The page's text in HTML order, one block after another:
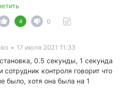
4 0
• 17 июля 2021 11:33
0.5 секунды, 1 секунда
сотрудник контроля говорит что
было, хотя она была на 1